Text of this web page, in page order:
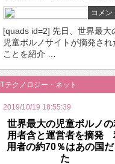
コメン
[quads id=2] 先日、世界最大
児童ポルノサイトが摘発され
ことを紹介 …
ITテクノロジー・ネット
2019/10/19 18:55:39
世界最大の児童ポルノの
用者含と運営者を摘発
用者の約70％はあの国
た